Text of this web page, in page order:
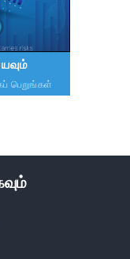
பெறுங்கள்